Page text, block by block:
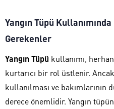
Yangın Tüpü
Gerekenler
Yangın Tüpü kullanımı,
kurtarıcı bir rol üstlenir.
kullanılması ve bakımlarının
derece önemlidir. Yangın